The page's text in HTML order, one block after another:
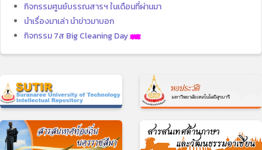
กิจกรรมศูนย์บรรณสารฯ ในเดือนที่ผ่านมา
นำเรื่องมาเล่า นำข่าวมาบอก
กิจกรรม 7ส Big Cleaning Day